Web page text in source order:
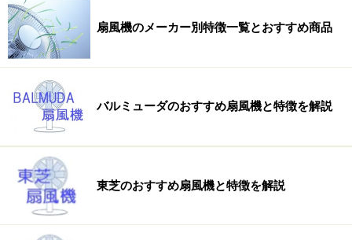
なるメリットもあります。
■首振り範囲
上下と左右に動く範囲を確認しましょう。扇風機の場
合、左右は90度くらいの範囲で動くモノが大半ですが最
近は120度まで広くなっているモノもあります。また、
上下方向の首振り範囲は、下方向に約15度・上方に約30
度が一般的です。これに対し、サーキュレーターは真上
(90度)に向けることができるタイプが多いのが、扇風機
との違いと考えて良いでしょう。ただし、最近の扇風機
はサーキュレーターとしても使えるように、真上（90
扇風機のメーカー別特徴一覧とおすすめ商品
バルミューダのおすすめ扇風機と特徴を解説
東芝のおすすめ扇風機と特徴を解説